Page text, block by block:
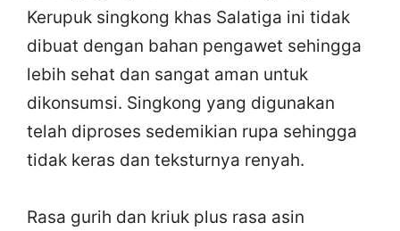
Kerupuk singkong khas Salatiga ini tidak
dibuat dengan bahan pengawet sehingga
lebih sehat dan sangat aman untuk
dikonsumsi. Singkong yang digunakan
telah diproses sedemikian rupa sehingga
tidak keras dan teksturnya renyah.
Rasa gurih dan kriuk plus rasa asin